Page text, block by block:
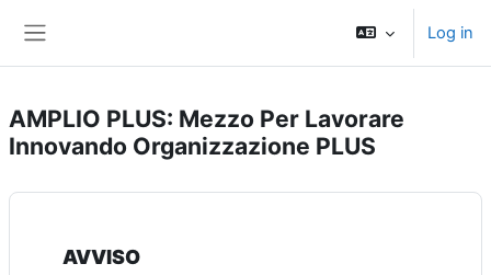
Log in
AMPLIO PLUS: Mezzo Per Lavorare
Innovando Organizzazione PLUS
AVVISO